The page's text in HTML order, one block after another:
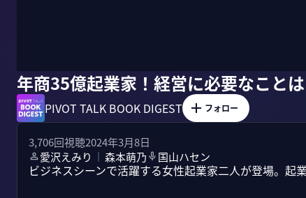
年商35億起業家！経営に必要なこと
PIVOT TALK BOOK DIGEST フォロー
3,706回視聴2024年3月8日
愛沢えみり ｜ 森本萌乃 国山ハセン
ビジネスシーンで活躍する女性起業家二人が登場。起